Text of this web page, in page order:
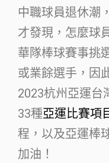
中職球員退休潮
才發現，怎麼球
華隊棒球賽事挑
或業餘選手，因
2023杭州亞運台
33種亞運比賽項
程，以及亞運棒
加油！